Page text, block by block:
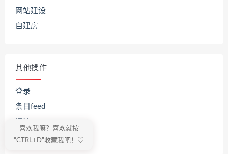
网站建设
自建房
其他操作
登录
条目feed
WordPress.org
喜欢我嘛？喜欢就按
“CTRL+D”收藏我吧！♡